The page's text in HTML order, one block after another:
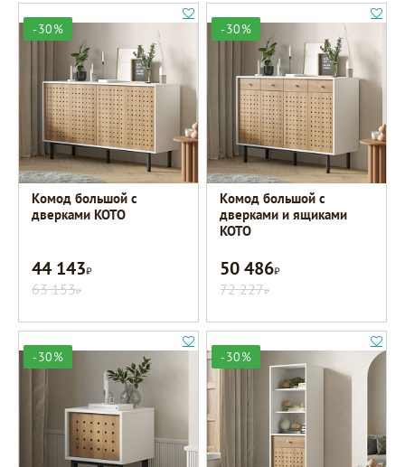
-30%
Комод большой с
дверками KOTO
44 143Р
63 153Р
-30%
Комод большой с
дверками и ящиками
KOTO
50 486Р
72 227Р
-30% -30%